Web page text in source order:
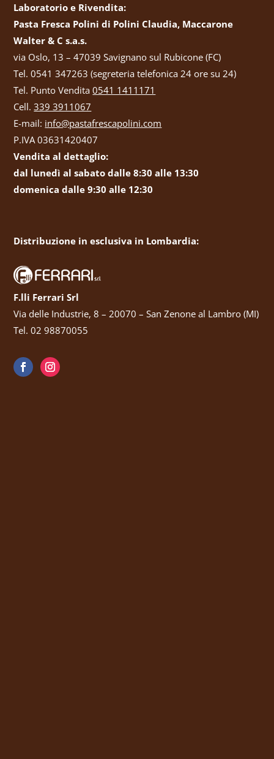
Laboratorio e Rivendita:
Pasta Fresca Polini di Polini Claudia, Maccarone
Walter & C s.a.s.
via Oslo, 13 – 47039 Savignano sul Rubicone (FC)
Tel. 0541 347263 (segreteria telefonica 24 ore su 24)
Tel. Punto Vendita0541 1411171
Cell.339 3911067
E-mail: info@pastafrescapolini.com
P.IVA 03631420407
Vendita al dettaglio:
dal lunedì al sabato dalle 8:30 alle 13:30
domenica dalle 9:30 alle 12:30
Distribuzione in esclusiva in Lombardia:
F.lli Ferrari Srl
Via delle Industrie, 8 – 20070 – San Zenone al Lambro (MI)
Tel. 02 98870055